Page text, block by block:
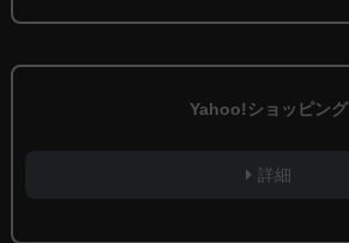
Yahoo!ショッピング
詳細